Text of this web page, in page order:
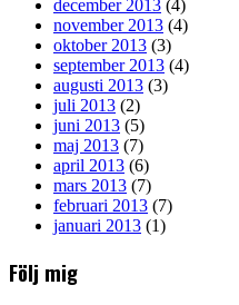
december 2013 (4)
november 2013 (4)
oktober 2013 (3)
september 2013 (4)
augusti 2013 (3)
juli 2013 (2)
juni 2013 (5)
maj 2013 (7)
april 2013 (6)
mars 2013 (7)
februari 2013 (7)
januari 2013 (1)
Följ mig